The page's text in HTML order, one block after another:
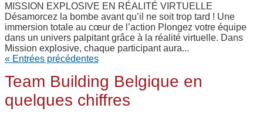
MISSION EXPLOSIVE EN RÉALITÉ VIRTUELLE
Désamorcez la bombe avant qu’il ne soit trop tard ! Une
immersion totale au cœur de l’action Plongez votre équipe
dans un univers palpitant grâce à la réalité virtuelle. Dans
Mission explosive, chaque participant aura...
« Entrées précédentes
Team Building Belgique en
quelques chiffres